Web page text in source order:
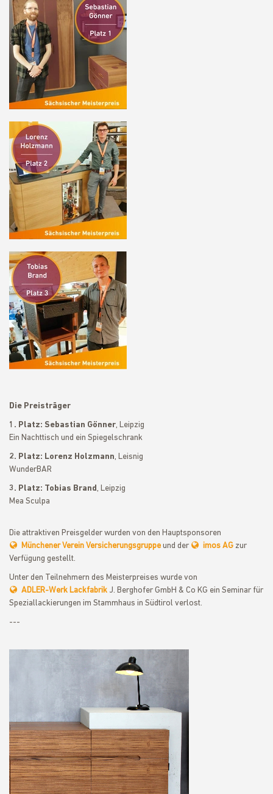
Die Preisträger
1. Platz: Sebastian Gönner, Leipzig
Ein Nachttisch und ein Spiegelschrank
2. Platz: Lorenz Holzmann, Leisnig
WunderBAR
3. Platz: Tobias Brand, Leipzig
Mea Sculpa
Die attraktiven Preisgelder wurden von den Hauptsponsoren
Münchener Verein Versicherungsgruppe und der imos AG zur
Verfügung gestellt.
Unter den Teilnehmern des Meisterpreises wurde von
ADLER-Werk Lackfabrik J. Berghofer GmbH & Co KG ein Seminar für
Speziallackierungen im Stammhaus in Südtirol verlost.
---